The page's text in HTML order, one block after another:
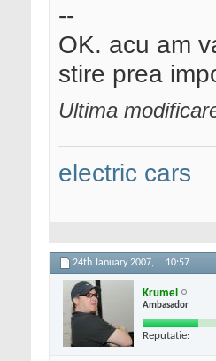
--
OK. acu am
stire prea
Ultima
electric cars
24th January 2007, 10:57
Krumel
Ambasador
Reputatie: